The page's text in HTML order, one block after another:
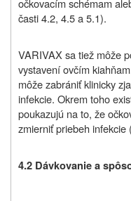
očkovacím schémam
časti 4.2, 4.5 a 5.1).
VARIVAX sa tiež môže
vystavení ovčím
môže zabrániť klinicky
infekcie. Okrem toho
poukazujú na to, že
zmierniť priebeh infekcie
4.2 Dávkovanie a